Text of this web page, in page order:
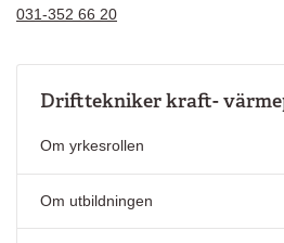
031-352 66 20
Drifttekniker kraft-
Om yrkesrollen
Om utbildningen